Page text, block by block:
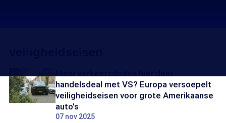
handelsdeal met VS? Europa versoepelt
veiligheidseisen voor grote Amerikaanse
auto's
07 nov 2025